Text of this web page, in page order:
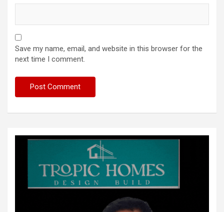
Save my name, email, and website in this browser for the
next time I comment.